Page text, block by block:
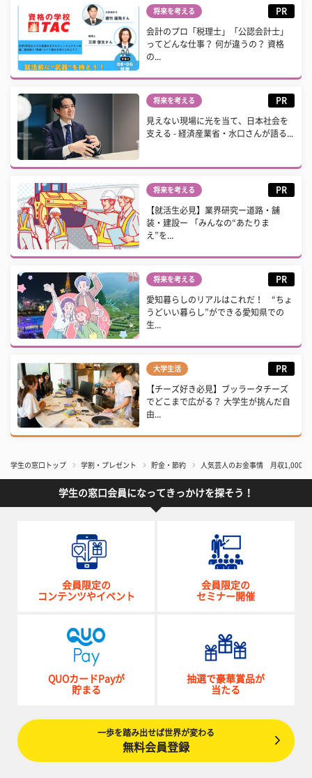
将来を考える PR
会計のプロ「税理士」「公認会計士」
ってどんな仕事？ 何が違うの？ 資格
の...
将来を考える PR
見えない現場に光を当て、日本社会を
支える - 経済産業省・水口さんが語る...
将来を考える PR
【就活生必見】業界研究ー道路・舗
装・建設ー 「みんなの“あたりま
え”を...
将来を考える PR
愛知暮らしのリアルはこれだ！ “ちょ
うどいい暮らし”ができる愛知県での
生...
大学生活 PR
【チーズ好き必見】ブッラータチーズ
でどこまで広がる？ 大学生が挑んだ自
由...
学生の窓口トップ 学割・プレゼント 貯金・節約 人気芸人のお金事情 月収1,000万
学生の窓口会員になってきっかけを探そう！
会員限定の
コンテンツやイベント
会員限定の
セミナー開催
QUOカードPayが
貯まる
抽選で豪華賞品が
当たる
一歩を踏み出せば世界が変わる
無料会員登録